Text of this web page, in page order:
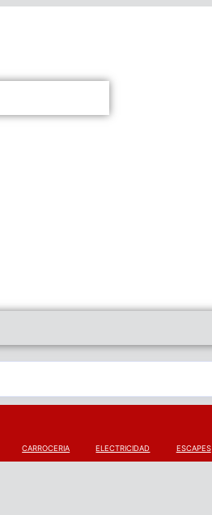
CARROCERIA ELECTRICIDAD ESCAPES